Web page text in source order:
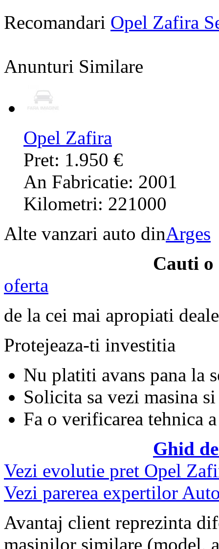
Recomandari Opel Zafira
Anunturi Similare
Opel Zafira
Pret: 1.950 €
An Fabricatie: 2001
Kilometri: 221000
Alte vanzari auto dinArges
Cauti o
oferta
de la cei mai apropiati
Protejeaza-ti investitia
Nu platiti avans pana la
Solicita sa vezi masina si
Fa o verificarea tehnica
Ghid
Vezi evolutie pret Opel
Vezi parerea expertilor
Avantaj client reprezinta
masinilor similare (model,